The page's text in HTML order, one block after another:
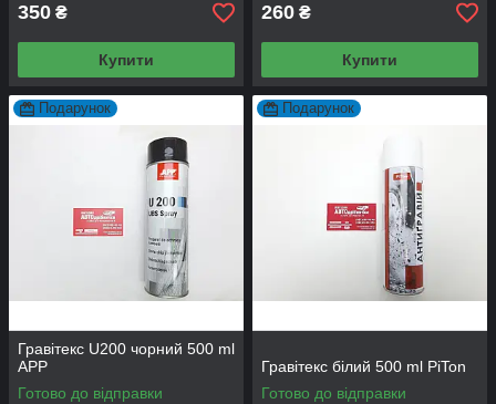
350 ₴
Купити
260 ₴
Купити
Подарунок
Гравітекс U200 чорний 500 ml
APP
Готово до відправки
Подарунок
Гравітекс білий 500 ml PiTon
Готово до відправки